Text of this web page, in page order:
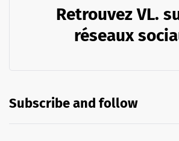
Retrouvez VL.
réseaux
Subscribe and follow